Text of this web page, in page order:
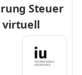
Steuer
virtuell